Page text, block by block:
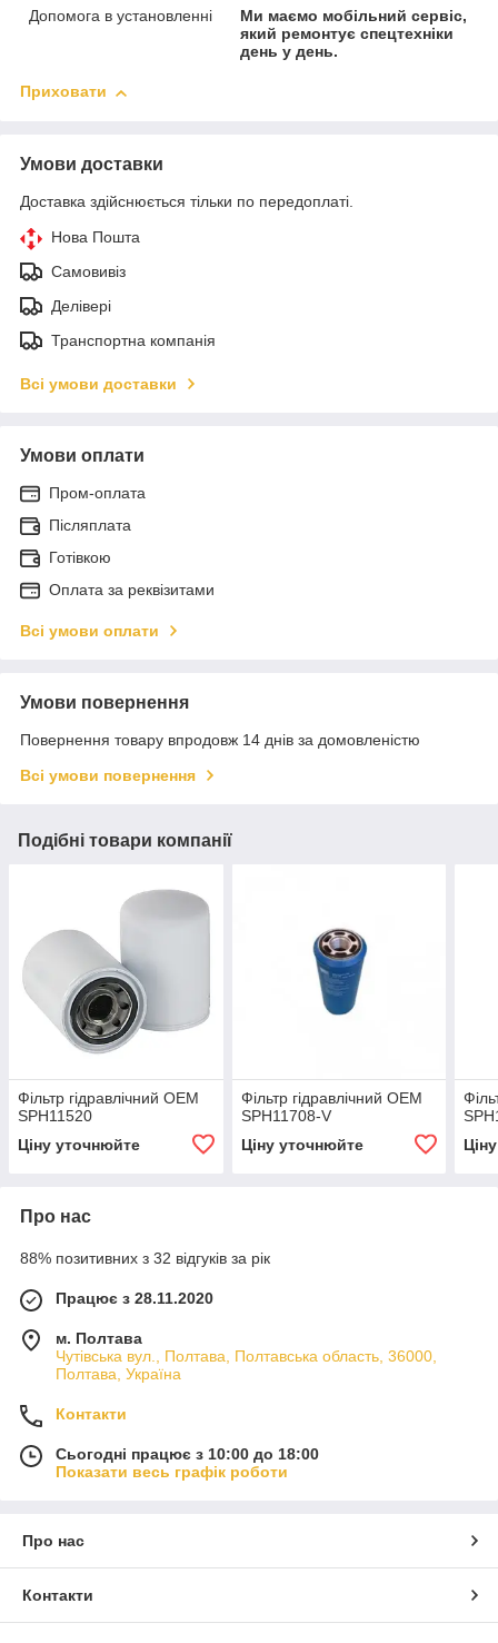
Допомога в установленні
Ми маємо мобільний сервіс,
який ремонтує спецтехніки
день у день.
Приховати
Умови доставки
Доставка здійснюється тільки по передоплаті.
Нова Пошта
Самовивіз
Делівері
Транспортна компанія
Всі умови доставки
Умови оплати
Пром-оплата
Післяплата
Готівкою
Оплата за реквізитами
Всі умови оплати
Умови повернення
Повернення товару впродовж 14 днів за домовленістю
Всі умови повернення
Подібні товари компанії
Фільтр гідравлічний OEM
SPH11520
Ціну уточнюйте
Фільтр гідравлічний OEM
SPH11708-V
Ціну уточнюйте
Про нас
88% позитивних з 32 відгуків за рік
Працює з 28.11.2020
м. Полтава
Чутівська вул., Полтава, Полтавська область, 36000,
Полтава, Україна
Контакти
Сьогодні працює з 10:00 до 18:00
Показати весь графік роботи
Про нас
Контакти